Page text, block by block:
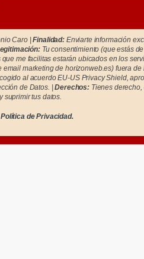
Caro |Finalidad: Enviarte información
Tu consentimiento (que estás
que me facilitas estarán ubicados en los
marketing de horizonweb.es) fuera de
al acuerdo EU-US Privacy Shield,
de Datos. |Derechos: Tienes derecho,
suprimir tus datos.
Política de Privacidad.